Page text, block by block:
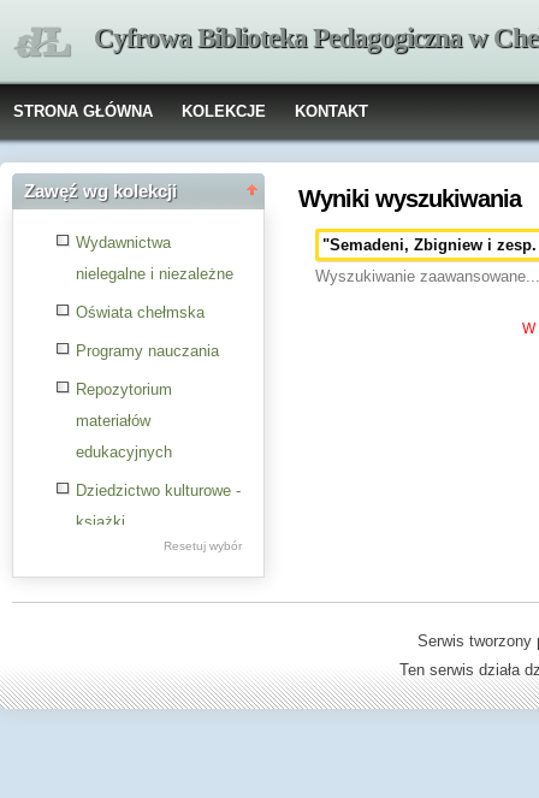
Cyfrowa Biblioteka Pedagogiczna w
STRONA GŁÓWNA KOLEKCJE KONTAKT
Zawęź wg kolekcji
Wydawnictwa
nielegalne i niezależne
Oświata chełmska
Programy nauczania
Repozytorium
materiałów
edukacyjnych
Dziedzictwo kulturowe -
książki
Resetuj wybór
Wyniki wyszukiwania
Wyszukiwanie zaawansowane...
W
Serwis
Ten serwis działa